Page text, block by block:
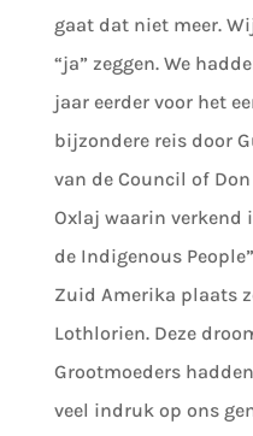
gaat dat niet meer.
“ja” zeggen. We
jaar eerder voor het
bijzondere reis door
van de Council of
Oxlaj waarin verkend
de Indigenous
Zuid Amerika plaats
Lothlorien. Deze
Grootmoeders
veel indruk op ons